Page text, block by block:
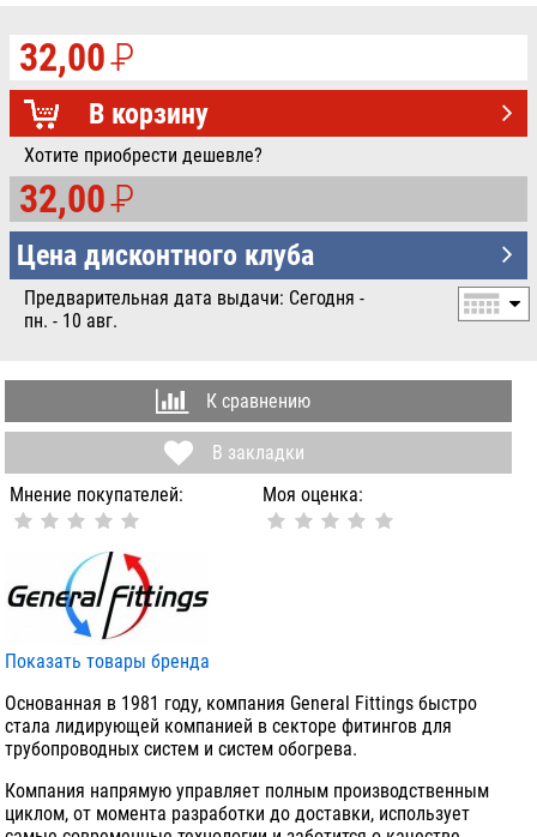
32,00P
УБ.
В корзину
Хотите приобрести дешевле?
32,00P
УБ.
Цена дисконтного клуба
Предварительная дата выдачи: Сегодня -
пн. - 10 авг.
К сравнению
В закладки
Мнение покупателей:
Моя оценка:
Показать товары бренда
Основанная в 1981 году, компания General Fittings быстро
стала лидирующей компанией в секторе фитингов для
трубопроводных систем и систем обогрева.
Компания напрямую управляет полным производственным
циклом, от момента разработки до доставки, использует